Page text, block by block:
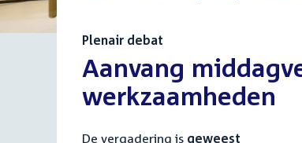
Plenair debat
Aanvang
werkzaamheden
De vergadering is geweest